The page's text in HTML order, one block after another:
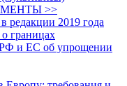
>>
редакции 2019 года
границах
и ЕС об упрощении